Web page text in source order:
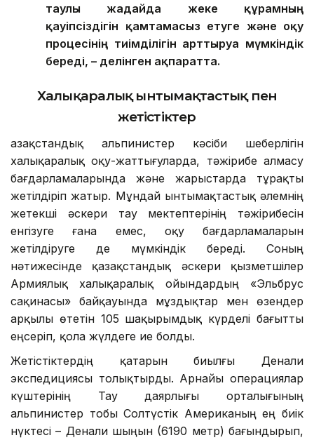
таулы жағдайда жеке құрамның
қауіпсіздігін қамтамасыз етуге және оқу
процесінің тиімділігін арттыруға мүмкіндік
береді, – делінген ақпаратта.
Халықаралық ынтымақтастық пен
жетістіктер
Қазақстандық альпинистер кәсіби шеберлігін
халықаралық оқу-жаттығуларда, тәжірибе алмасу
бағдарламаларында және жарыстарда тұрақты
жетілдіріп жатыр. Мұндай ынтымақтастық әлемнің
жетекші әскери тау мектептерінің тәжірибесін
енгізуге ғана емес, оқу бағдарламаларын
жетілдіруге де мүмкіндік береді. Соның
нәтижесінде қазақстандық әскери қызметшілер
Армиялық халықаралық ойындардың «Эльбрус
сақинасы» байқауында мұздықтар мен өзендер
арқылы өтетін 105 шақырымдық күрделі бағытты
еңсеріп, қола жүлдеге ие болды.
Жетістіктердің қатарын биылғы Денали
экспедициясы толықтырды. Арнайы операциялар
күштерінің Тау даярлығы орталығының
альпинистер тобы Солтүстік Американың ең биік
нүктесі – Денали шыңын (6190 метр) бағындырып,